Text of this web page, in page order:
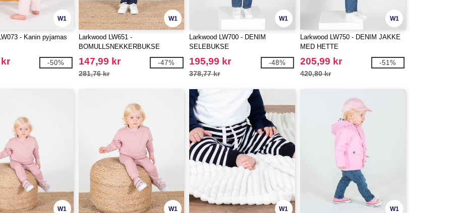
W1
- Kanin pyjamas
-50%
W1
Larkwood LW651 -
BOMULLSNEKKERBUKSE
147,99 kr
281,76 kr
-47%
W1
Larkwood LW700 - DENIM
SELEBUKSE
195,99 kr
378,77 kr
-48%
W1
Larkwood LW750 - DENIM JAKKE
MED HETTE
205,99 kr
420,80 kr
-51%
W1 W1 W1 W1